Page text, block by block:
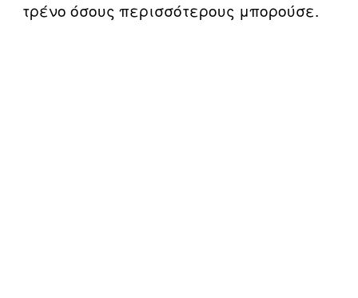
τρένο όσους περισσότερους μπορούσε.